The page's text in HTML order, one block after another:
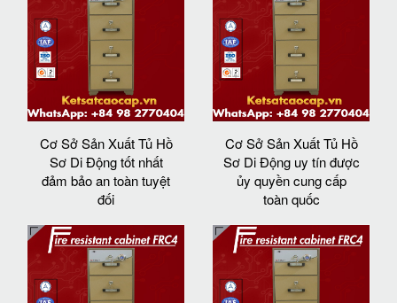
Cơ Sở Sản Xuất Tủ Hồ
Sơ Di Động tốt nhất
đảm bảo an toàn tuyệt
đối
Cơ Sở Sản Xuất Tủ Hồ
Sơ Di Động uy tín được
ủy quyền cung cấp
toàn quốc